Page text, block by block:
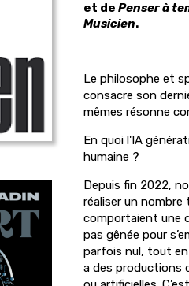
et de Penser à
Musicien.
Le philosophe et
consacre son
mêmes résonne
En quoi l'IA
humaine ?
Depuis fin 2022,
réaliser un
comportaient une
pas gênée pour
parfois nul, tout
a des productions